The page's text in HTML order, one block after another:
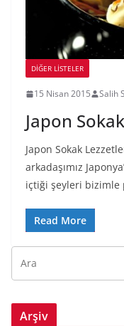
DIĞER LISTELER
15 Nisan 2015 Salih
Japon
Japon Sokak
arkadaşımız
içtiği şeyleri bizimle
Read More
Arşiv